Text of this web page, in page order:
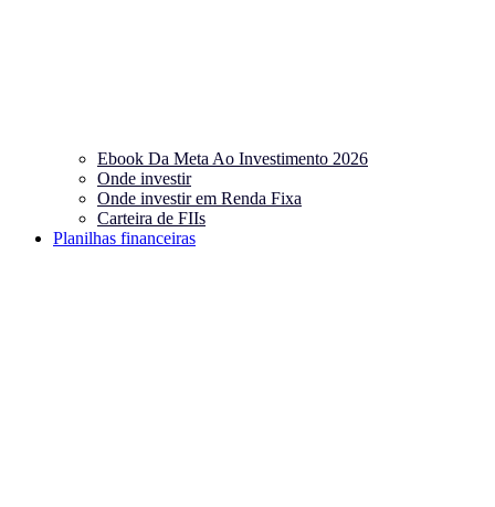
Ebook Da Meta Ao Investimento 2026
Onde investir
Onde investir em Renda Fixa
Carteira de FIIs
Planilhas financeiras